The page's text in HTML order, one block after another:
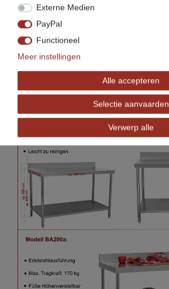
Externe Medien
PayPal
Functioneel
Meer instellingen
Alle accepteren
Selectie aanvaarden
Verwerp alle